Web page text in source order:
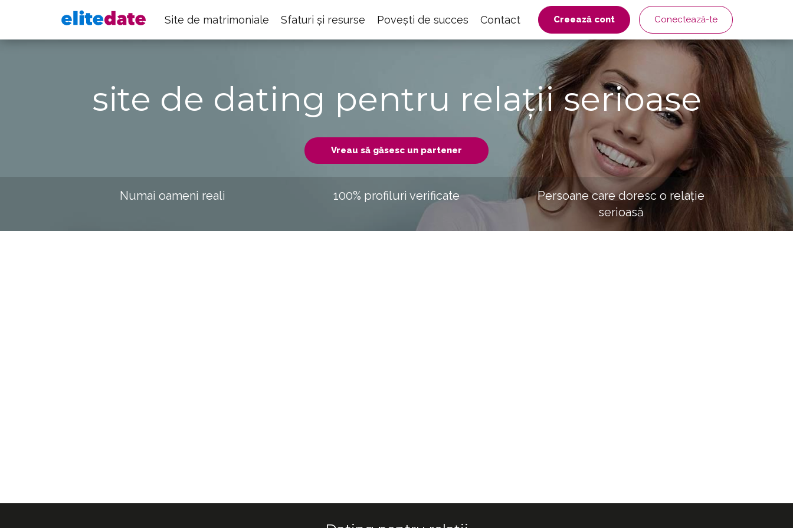
Site de matrimoniale Sfaturi și resurse Povești de succes Contact Creează cont Conectează-te
site de dating pentru relații serioase
Vreau să găsesc un partener
Numai oameni reali 100% profiluri verificate
Persoane care doresc o relație
serioasă